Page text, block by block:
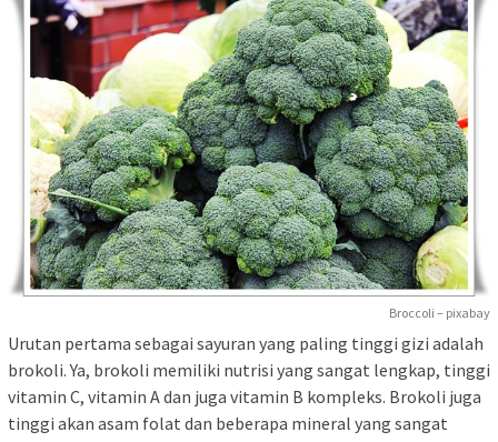
Broccoli – pixabay
Urutan pertama sebagai sayuran yang paling tinggi gizi adalah
brokoli. Ya, brokoli memiliki nutrisi yang sangat lengkap, tinggi
vitamin C, vitamin A dan juga vitamin B kompleks. Brokoli juga
tinggi akan asam folat dan beberapa mineral yang sangat